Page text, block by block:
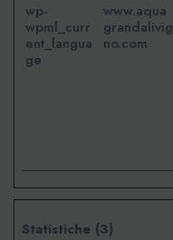
wp-
wpml_curr
ent_langua
ge
www.aqua
grandalivig
no.com
Statistiche (3)